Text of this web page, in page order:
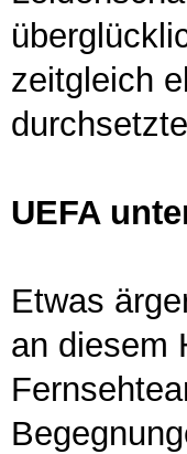
zeitgleich
UEFA
Etwas
an diesem